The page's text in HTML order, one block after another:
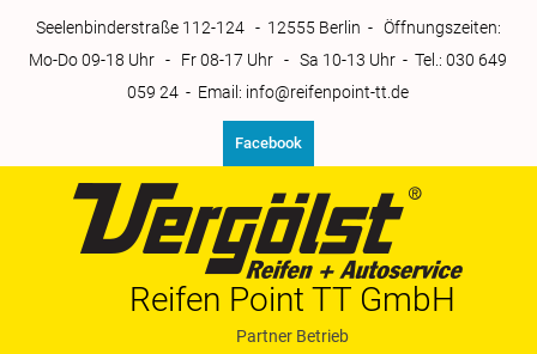
springen
Seelenbinderstraße 112-124 - 12555 Berlin - Öffnungszeiten:
Mo-Do 09-18 Uhr - Fr 08-17 Uhr - Sa 10-13 Uhr - Tel.: 030 649
059 24 - Email: info@reifenpoint-tt.de
Facebook
Reifen Point TT GmbH
Partner Betrieb